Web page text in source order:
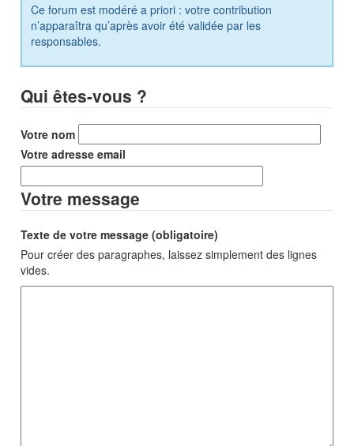
Ce forum est modéré a priori : votre contribution
n’apparaîtra qu’après avoir été validée par les
responsables.
Qui êtes-vous ?
Votre nom
Votre adresse email
Votre message
Texte de votre message (obligatoire)
Pour créer des paragraphes, laissez simplement des lignes
vides.